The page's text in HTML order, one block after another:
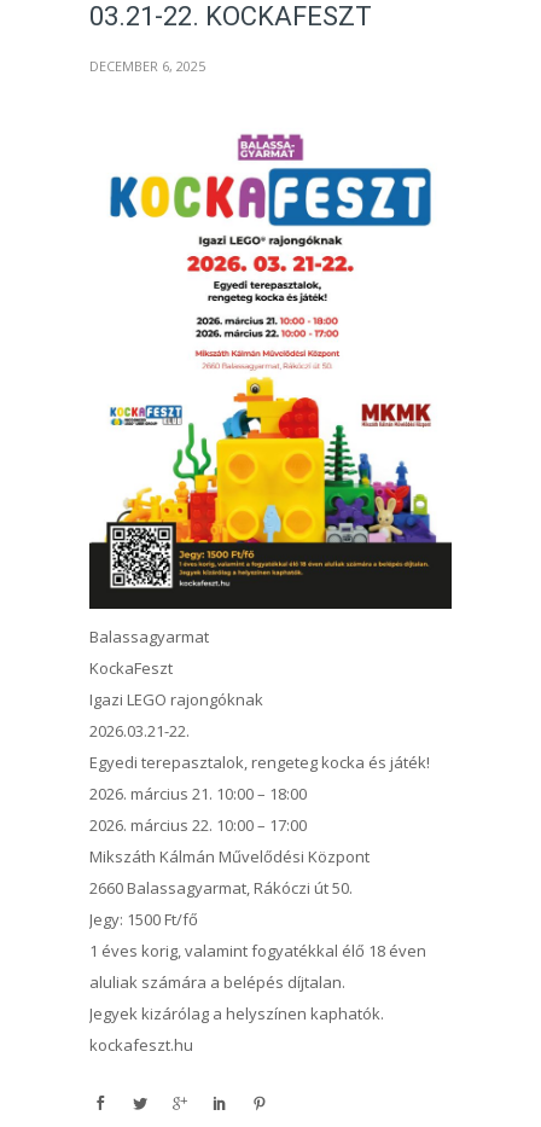
03.21-22. KOCKAFESZT
DECEMBER 6, 2025
Balassagyarmat
KockaFeszt
Igazi LEGO rajongóknak
2026.03.21-22.
Egyedi terepasztalok, rengeteg kocka és játék!
2026. március 21. 10:00 – 18:00
2026. március 22. 10:00 – 17:00
Mikszáth Kálmán Művelődési Központ
2660 Balassagyarmat, Rákóczi út 50.
Jegy: 1500 Ft/fő
1 éves korig, valamint fogyatékkal élő 18 éven
aluliak számára a belépés díjtalan.
Jegyek kizárólag a helyszínen kaphatók.
kockafeszt.hu